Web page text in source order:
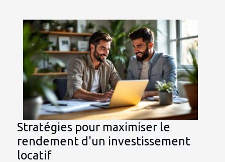
Stratégies pour maximiser le
rendement d'un investissement
locatif